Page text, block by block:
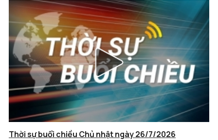
Thời sự buổi chiều Chủ nhật ngày 26/7/2026